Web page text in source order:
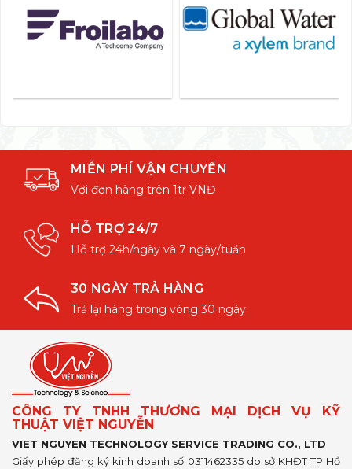
MIỄN PHÍ VẬN CHUYỂN
Với đơn hàng trên 1tr VNĐ
HỖ TRỢ 24/7
Hỗ trợ 24h/ngày và 7 ngày/tuần
30 NGÀY TRẢ HÀNG
Trả lại hàng trong vòng 30 ngày
CÔNG TY TNHH THƯƠNG MẠI DỊCH VỤ KỸ
THUẬT VIỆT NGUYỄN
VIET NGUYEN TECHNOLOGY SERVICE TRADING CO., LTD
Giấy phép đăng ký kinh doanh số 0311462335 do sở KHĐT TP Hồ